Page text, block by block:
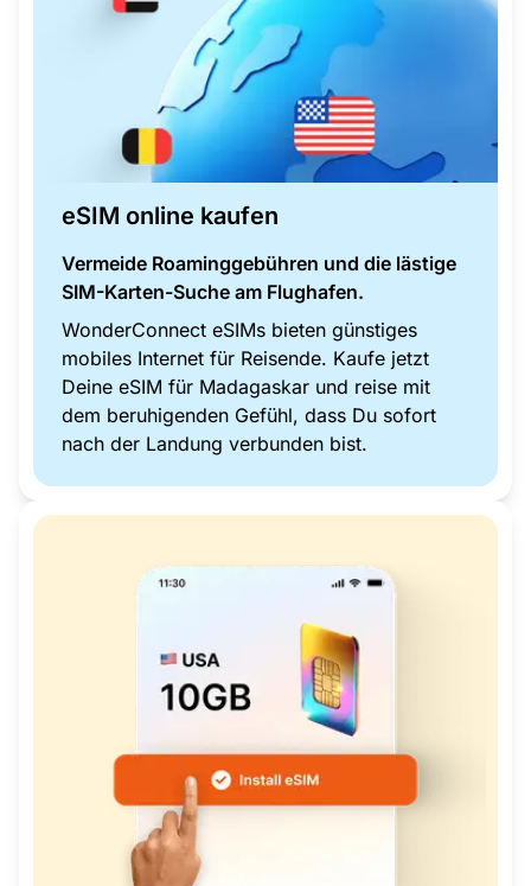
eSIM online kaufen
Vermeide Roaminggebühren und die lästige
SIM-Karten-Suche am Flughafen.
WonderConnect eSIMs bieten günstiges
mobiles Internet für Reisende. Kaufe jetzt
Deine eSIM für Madagaskar und reise mit
dem beruhigenden Gefühl, dass Du sofort
nach der Landung verbunden bist.